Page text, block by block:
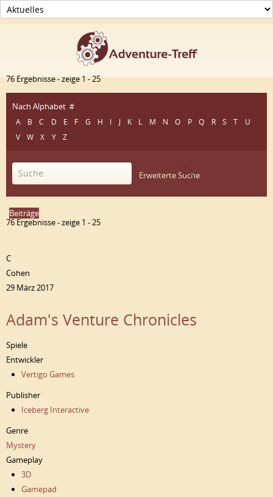
76 Ergebnisse - zeige 1 - 25
Nach Alphabet #
A
B C D E F G H I J K L M N O P Q R S T
U
V
W X Y Z
Erweiterte Suche
Beiträge
76 Ergebnisse - zeige 1 - 25
C
Cohen
29 März 2017
Adam's Venture Chronicles
Spiele
Entwickler
Vertigo Games
Publisher
Iceberg Interactive
Genre
Mystery
Gameplay
3D
Gamepad